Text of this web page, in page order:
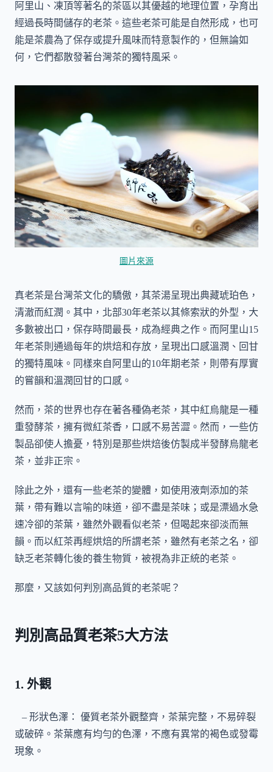
阿里山、凍頂等著名的茶區以其優越的地理位置，孕育出
經過長時間儲存的老茶。這些老茶可能是自然形成，也可
能是茶農為了保存或提升風味而特意製作的，但無論如
何，它們都散發著台灣茶的獨特風采。
圖片來源
真老茶是台灣茶文化的驕傲，其茶湯呈現出典藏琥珀色，
清澈而紅潤。其中，北部30年老茶以其條索狀的外型，大
多數被出口，保存時間最長，成為經典之作。而阿里山15
年老茶則通過每年的烘焙和存放，呈現出口感溫潤、回甘
的獨特風味。同樣來自阿里山的10年期老茶，則帶有厚實
的嘗韻和溫潤回甘的口感。
然而，茶的世界也存在著各種偽老茶，其中紅烏龍是一種
重發酵茶，擁有微紅茶香，口感不易苦澀。然而，一些仿
製品卻使人擔憂，特別是那些烘焙後仿製成半發酵烏龍老
茶，並非正宗。
除此之外，還有一些老茶的變體，如使用液劑添加的茶
葉，帶有難以言喻的味道，卻不盡是茶味；或是漂過水急
速冷卻的茶葉，雖然外觀看似老茶，但喝起來卻淡而無
韻。而以紅茶再經烘焙的所謂老茶，雖然有老茶之名，卻
缺乏老茶轉化後的養生物質，被視為非正統的老茶。
那麼，又該如何判別高品質的老茶呢？
判別高品質老茶5大方法
1. 外觀
– 形狀色澤： 優質老茶外觀整齊，茶葉完整，不易碎裂
或破碎。茶葉應有均勻的色澤，不應有異常的褐色或發霉
現象。